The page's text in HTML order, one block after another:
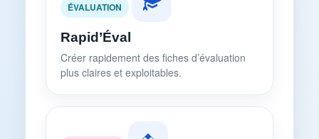
ÉVALUATION
Rapid’Éval
Créer rapidement des fiches d’évaluation
plus claires et exploitables.